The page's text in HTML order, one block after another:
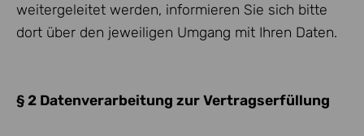
weitergeleitet werden, informieren Sie sich bitte
dort über den jeweiligen Umgang mit Ihren Daten.
§ 2 Datenverarbeitung zur Vertragserfüllung